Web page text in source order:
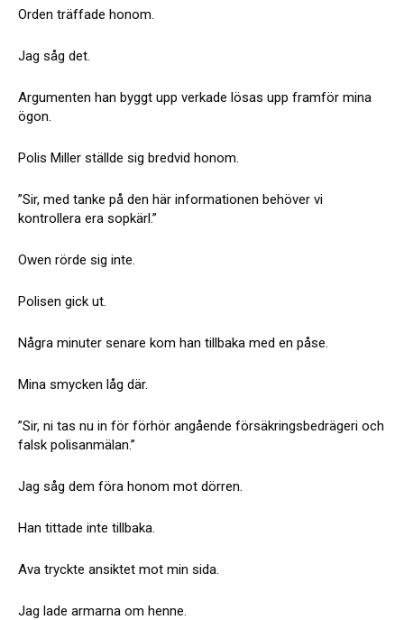
Orden träffade honom.
Jag såg det.
Argumenten han byggt upp verkade lösas upp framför mina
ögon.
Polis Miller ställde sig bredvid honom.
”Sir, med tanke på den här informationen behöver vi
kontrollera era sopkärl.”
Owen rörde sig inte.
Polisen gick ut.
Några minuter senare kom han tillbaka med en påse.
Mina smycken låg där.
”Sir, ni tas nu in för förhör angående försäkringsbedrägeri och
falsk polisanmälan.”
Jag såg dem föra honom mot dörren.
Han tittade inte tillbaka.
Ava tryckte ansiktet mot min sida.
Jag lade armarna om henne.